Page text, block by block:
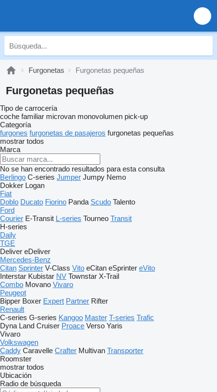
Furgonetas Furgonetas pequeñas
Furgonetas pequeñas
Tipo de carrocería
coche familiar microvan monovolumen pick-up
Categoría
furgones furgonetas de pasajeros furgonetas pequeñas
mostrar todos
Marca
No se han encontrado resultados para esta consulta
Berlingo C-series Jumper Jumpy Nemo
Dokker Logan
Fiat
Doblo Ducato Fiorino Panda Scudo Talento
Ford
Courier E-Transit L-series Tourneo Transit
H-series
Daily
TGE
Deliver eDeliver
Mercedes-Benz
Citan Sprinter V-Class Vito eCitan eSprinter eVito
Interstar Kubistar NV Townstar X-Trail
Combo Movano Vivaro
Peugeot
Bipper Boxer Expert Partner Rifter
Renault
C-series G-series Kangoo Master T-series Trafic
Dyna Land Cruiser Proace Verso Yaris
Vivaro
Volkswagen
Caddy Caravelle Crafter Multivan Transporter
Roomster
mostrar todos
Ubicación
Radio de búsqueda